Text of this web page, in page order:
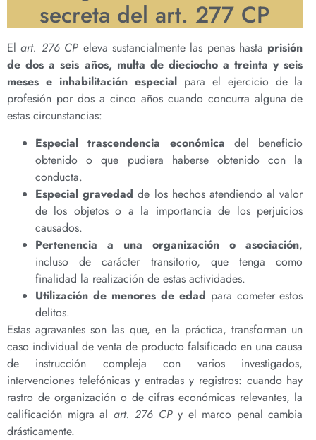
secreta del art. 277 CP
Elart. 276 CP eleva sustancialmente las penas hasta prisión
de dos a seis años, multa de dieciocho a treinta y seis
meses e inhabilitación especialpara el ejercicio de la
profesión por dos a cinco años cuando concurra alguna de
estas circunstancias:
Especial trascendencia económica del beneficio
obtenido o que pudiera haberse obtenido con la
conducta.
Especial gravedad de los hechos atendiendo al valor
de los objetos o a la importancia de los perjuicios
causados.
Pertenencia a una organización o asociación,
incluso de carácter transitorio, que tenga como
finalidad la realización de estas actividades.
Utilización de menores de edad para cometer estos
delitos.
Estas agravantes son las que, en la práctica, transforman un
caso individual de venta de producto falsificado en una causa
de instrucción compleja con varios investigados,
intervenciones telefónicas y entradas y registros: cuando hay
rastro de organización o de cifras económicas relevantes, la
calificación migra al art. 276 CPy el marco penal cambia
drásticamente.